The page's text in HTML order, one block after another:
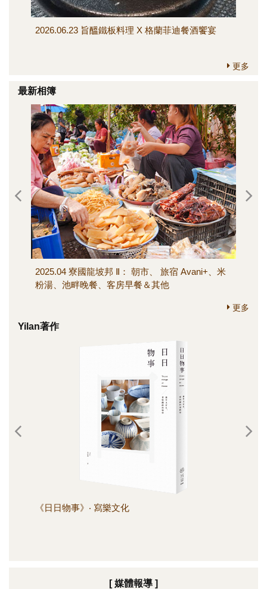
2026.06.23 旨醞鐵板料理 X 格蘭菲迪餐酒饗宴
更多
最新相簿
2025.04 寮國龍坡邦 Ⅱ： 朝市、 旅宿 Avani+、米
粉湯、池畔晚餐、客房早餐＆其他
更多
Yilan著作
《日日物事》‧ 寫樂文化
[ 媒體報導 ]